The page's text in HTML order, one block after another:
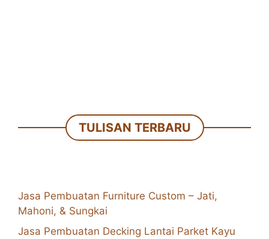
TULISAN TERBARU
Jasa Pembuatan Furniture Custom – Jati,
Mahoni, & Sungkai
Jasa Pembuatan Decking Lantai Parket Kayu